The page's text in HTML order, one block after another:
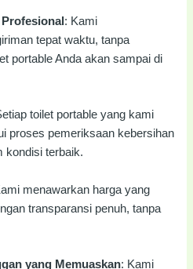
: Kami
tepat waktu, tanpa
portable Anda akan sampai di
toilet portable yang kami
proses pemeriksaan kebersihan
kondisi terbaik.
menawarkan harga yang
transparansi penuh, tanpa
yang Memuaskan: Kami